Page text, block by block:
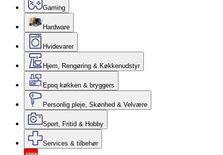
Gaming
Hardware
Hvidevarer
Hjem, Rengøring & Køkkenudstyr
Epoq køkken & bryggers
Personlig pleje, Skønhed & Velvære
Sport, Fritid & Hobby
Services & tilbehør